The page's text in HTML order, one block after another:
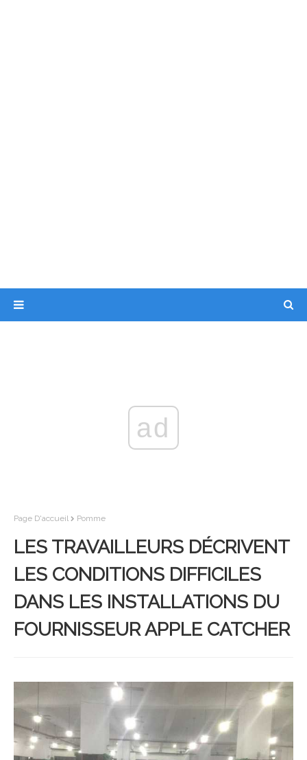
ad
Page D'accueil Pomme
LES TRAVAILLEURS DÉCRIVENT
LES CONDITIONS DIFFICILES
DANS LES INSTALLATIONS DU
FOURNISSEUR APPLE CATCHER